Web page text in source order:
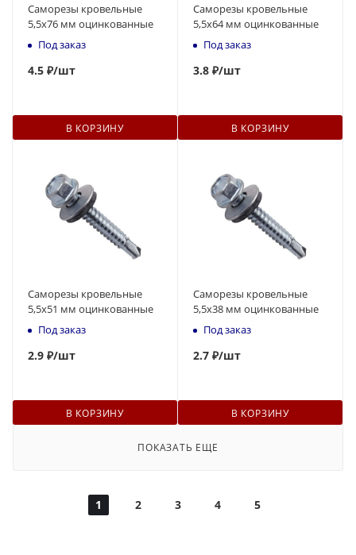
Саморезы кровельные
5,5x76 мм оцинкованные
Под заказ
4.5 ₽/шт
В КОРЗИНУ
Саморезы кровельные
5,5x64 мм оцинкованные
Под заказ
3.8 ₽/шт
В КОРЗИНУ
Саморезы кровельные
5,5x51 мм оцинкованные
Под заказ
2.9 ₽/шт
В КОРЗИНУ
Саморезы кровельные
5,5x38 мм оцинкованные
Под заказ
2.7 ₽/шт
В КОРЗИНУ
ПОКАЗАТЬ ЕЩЕ
1 2 3 4 5